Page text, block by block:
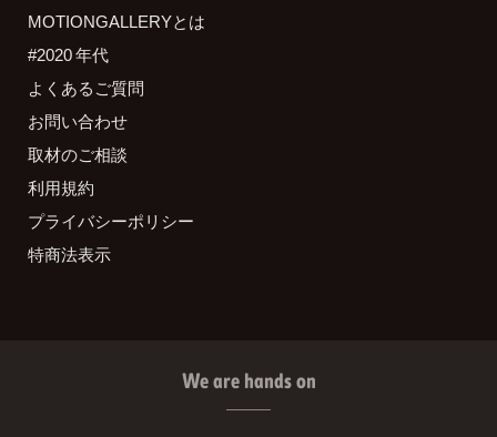
MOTIONGALLERYとは
#2020 年代
よくあるご質問
お問い合わせ
取材のご相談
利用規約
プライバシーポリシー
特商法表示
We are hands on